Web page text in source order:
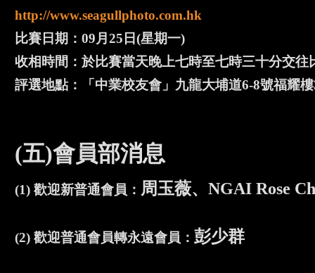
http://www.seagullphoto.com.hk
比賽日期：09月25日(星期一)
收相時間：於比賽當天晚上七時至七時三十分交往
評選地點：「中業校友會」九龍大埔道6-8號福耀
(五)會員部消息
(1) 歡迎新普通會員： 周玉薇、NGAI Rose
(2) 歡迎普通會員轉永遠會員： 彭少群